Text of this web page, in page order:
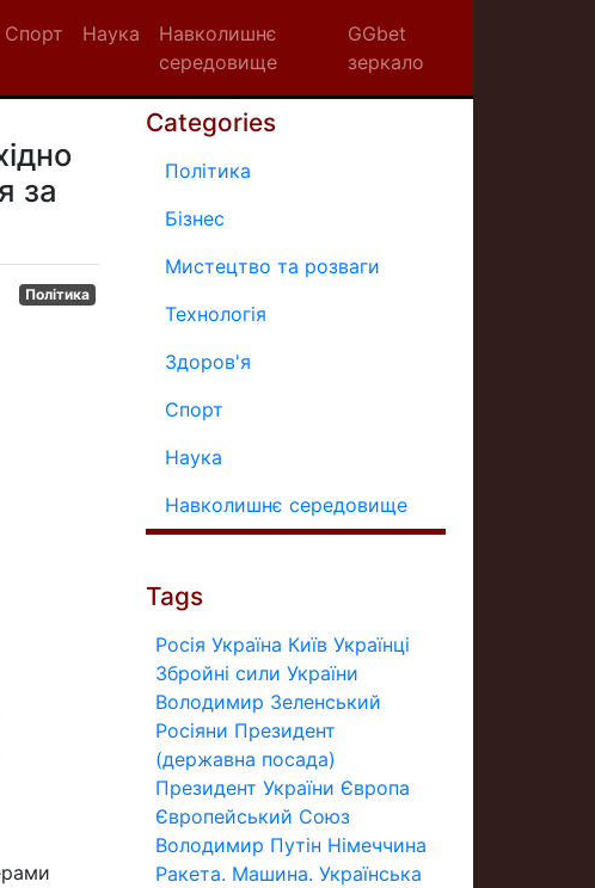
Спорт Наука
Навколишнє
середовище
GGbet
зеркало
за
Політика
Categories
Політика
Бізнес
Мистецтво та розваги
Технологія
Здоров'я
Спорт
Наука
Навколишнє середовище
Tags
Росія Україна Київ Українці
Збройні сили України
Володимир Зеленський
Росіяни Президент
(державна посада)
Президент України Європа
Європейський Союз
Володимир Путін Німеччина
Ракета. Машина. Українська